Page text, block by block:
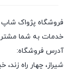
خدمات به شما
آدرس فروشگاه:
شیراز، چهار راه